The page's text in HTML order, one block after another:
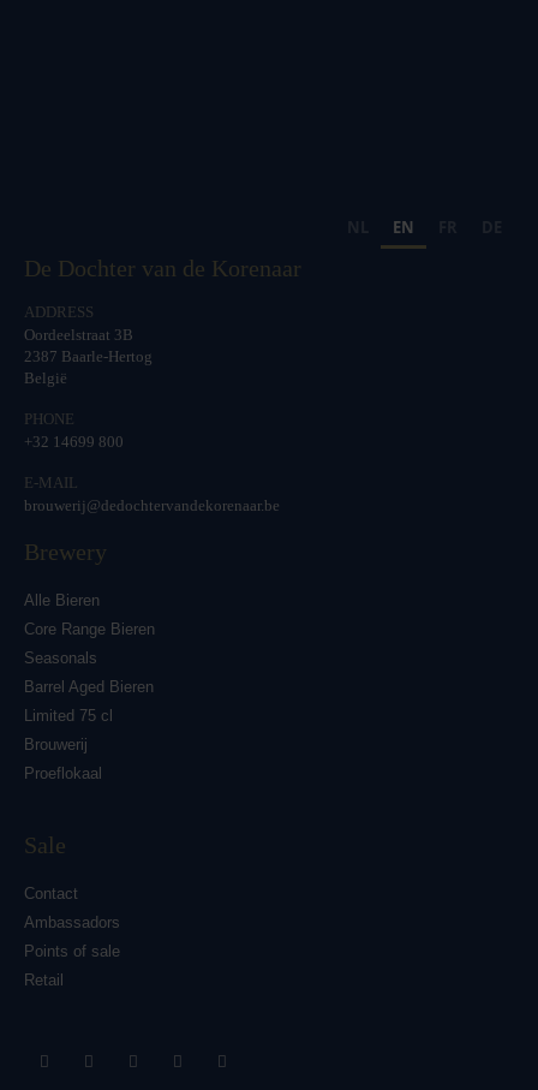
EN
De Dochter van de Korenaar
ADDRESS
Oordeelstraat 3B
2387 Baarle-Hertog
België
PHONE
+32 14699 800
E-MAIL
brouwerij@dedochtervandekorenaar.be
Brewery
Alle Bieren
Core Range Bieren
Seasonals
Barrel Aged Bieren
Limited 75 cl
Brouwerij
Proeflokaal
Sale
Contact
Ambassadors
Points of sale
Retail